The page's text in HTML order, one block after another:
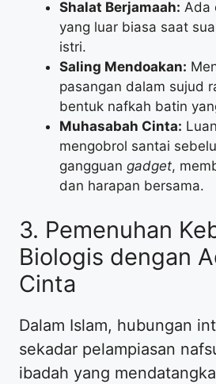
Shalat Berjamaah: Ada
yang luar biasa saat
istri.
Saling Mendoakan:
pasangan dalam sujud
bentuk nafkah batin
Muhasabah Cinta:
mengobrol santai
gangguan gadget,
dan harapan bersama.
​3. Pemenuhan
Biologis dengan
Cinta
​Dalam Islam, hubungan
sekadar pelampiasan
ibadah yang